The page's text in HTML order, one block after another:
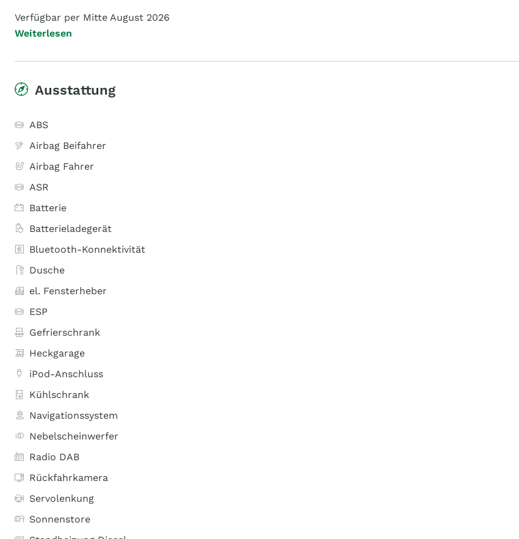
Verfügbar per Mitte August 2026
Weiterlesen
Ausstattung
ABS
Airbag Beifahrer
Airbag Fahrer
ASR
Batterie
Batterieladegerät
Bluetooth-Konnektivität
Dusche
el. Fensterheber
ESP
Gefrierschrank
Heckgarage
iPod-Anschluss
Kühlschrank
Navigationssystem
Nebelscheinwerfer
Radio DAB
Rückfahrkamera
Servolenkung
Sonnenstore